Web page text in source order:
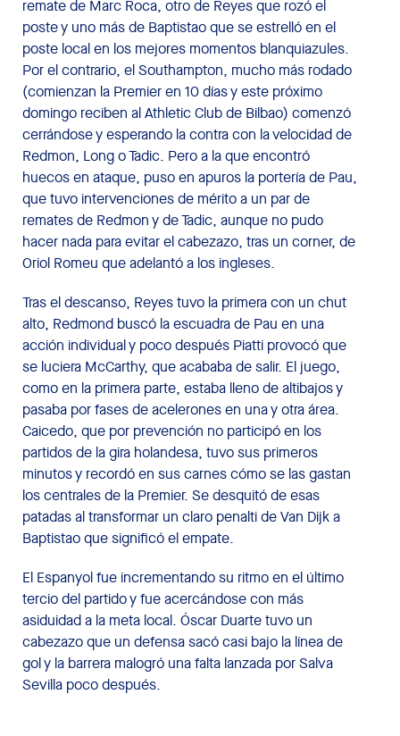
remate de Marc Roca, otro de Reyes que rozó el
poste y uno más de Baptistao que se estrelló en el
poste local en los mejores momentos blanquiazules.
Por el contrario, el Southampton, mucho más rodado
(comienzan la Premier en 10 días y este próximo
domingo reciben al Athletic Club de Bilbao) comenzó
cerrándose y esperando la contra con la velocidad de
Redmon, Long o Tadic. Pero a la que encontró
huecos en ataque, puso en apuros la portería de Pau,
que tuvo intervenciones de mérito a un par de
remates de Redmon y de Tadic, aunque no pudo
hacer nada para evitar el cabezazo, tras un corner, de
Oriol Romeu que adelantó a los ingleses.
Tras el descanso, Reyes tuvo la primera con un chut
alto, Redmond buscó la escuadra de Pau en una
acción individual y poco después Piatti provocó que
se luciera McCarthy, que acababa de salir. El juego,
como en la primera parte, estaba lleno de altibajos y
pasaba por fases de acelerones en una y otra área.
Caicedo, que por prevención no participó en los
partidos de la gira holandesa, tuvo sus primeros
minutos y recordó en sus carnes cómo se las gastan
los centrales de la Premier. Se desquitó de esas
patadas al transformar un claro penalti de Van Dijk a
Baptistao que significó el empate.
El Espanyol fue incrementando su ritmo en el último
tercio del partido y fue acercándose con más
asiduidad a la meta local. Óscar Duarte tuvo un
cabezazo que un defensa sacó casi bajo la línea de
gol y la barrera malogró una falta lanzada por Salva
Sevilla poco después.